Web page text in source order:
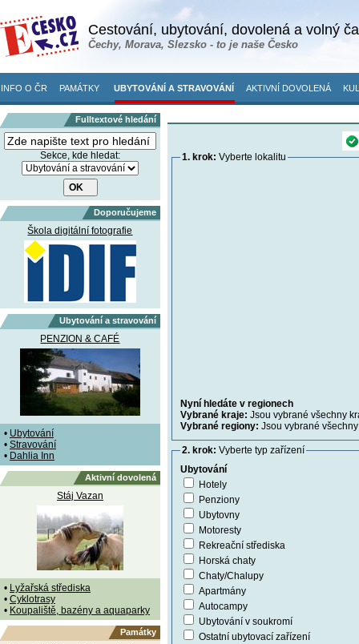
Cestování, ubytování, dovolená a volný
Čechy, Morava, Slezsko - to je naše Česko
INFO O ČR PAMÁTKY UBYTOVÁNÍ A STRAVOVÁNÍ AKTIVNÍ DOVOLENÁ
Fulltextové hledání
Sekce, kde hledat:
Doporučujeme
Škola digitální fotografie
Ubytování a stravování
PENZION & CAFÉ
• Ubytování
• Stravování
• Dahlia Inn
Aktivní dovolená
Stáj Vazan
• Lyžařská střediska
• Cyklotrasy
• Koupaliště, bazény a aquaparky
Památky
1. krok: Vyberte lokalitu
Nyní hledáte v regionech
Vybrané kraje: Jsou vybrané všechny
Vybrané regiony: Jsou vybrané
2. krok: Vyberte typ zařízení
Ubytování
Hotely
Penziony
Ubytovny
Motoresty
Rekreační střediska
Horská chaty
Chaty/Chalupy
Apartmány
Autocampy
Ubytování v soukromí
Ostatní ubytovací zařízení